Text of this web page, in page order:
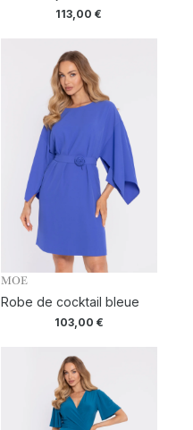
113,00€
MOE
Robe de cocktail bleue
103,00 €